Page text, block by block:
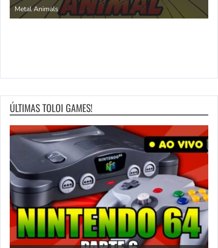
Metal Animals
ÚLTIMAS TOLOI GAMES!